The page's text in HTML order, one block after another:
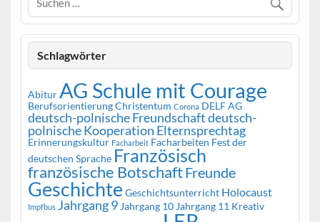
Schlagwörter
AbiturAG Schule mit Courage
BerufsorientierungChristentum Corona DELF AG
deutsch-polnische Freundschaftdeutsch-
polnische Kooperation Elternsprechtag
Erinnerungskultur Facharbeit Facharbeiten Fest der
deutschen Sprache Französisch
französische BotschaftFreunde
Geschichte Geschichtsunterricht Holocaust
Impfbus Jahrgang 9Jahrgang 10Jahrgang 11 Kreativ